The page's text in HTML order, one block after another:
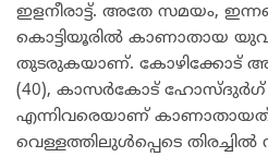
ഇളനീരാട്ട്. അതേ സമയം,
കൊട്ടിയൂരിൽ കാണാതായ
തുടരുകയാണ്. കോഴിക്കോട്
(40), കാസർകോട് ഹോസ്ദുർഗ്
എന്നിവരെയാണ്
വെള്ളത്തിലുൾപ്പെടെ തിരച്ചിൽ